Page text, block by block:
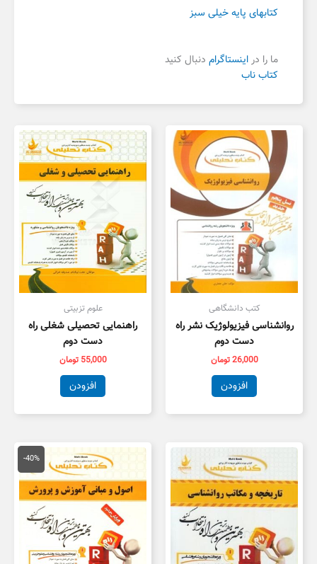
کتابهای پایه خیلی سبز
ما را در اینستاگرام دنبال کنید
کتاب ناب
کتب دانشگاهی
روانشناسی فیزیولوژیک نشر راه
دست دوم
26,000تومان
افزودن
علوم تزبیتی
راهنمایی تحصیلی شغلی راه
دست دوم
55,000 تومان
افزودن
-40%
قیمت
اصلی
134,000 تومان
بود.
قیمت
فعلی
است.